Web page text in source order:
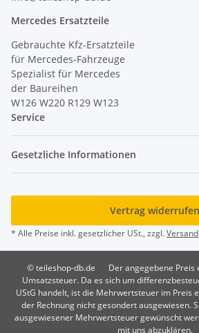
Mercedes Ersatzteile
Gebrauchte Kfz-Ersatzteile
für Mercedes-Fahrzeuge
Spezialist für Mercedes
der Baureihen
W126 W220 R129 W123
Service
Gesetzliche Informationen
Vertrag widerrufen
* Alle Preise inkl. gesetzlicher USt., zzgl.Versand
© teileshop-db.de
Der angegebene Preis
Umsatzsteuer. Da es sich um
UStG handelt, ist die Mehrwertsteuer im Preis
der Rechnung nicht gesondert ausgewiesen.
ausgewiesener Mehrwertsteuer gewünscht
mit uns abzuklären.